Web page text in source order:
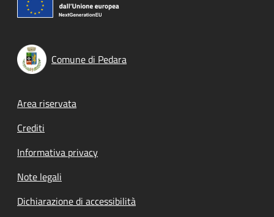
Comune di Pedara
Footer menu
Area riservata
Crediti
Informativa privacy
Note legali
Dichiarazione di accessibilità